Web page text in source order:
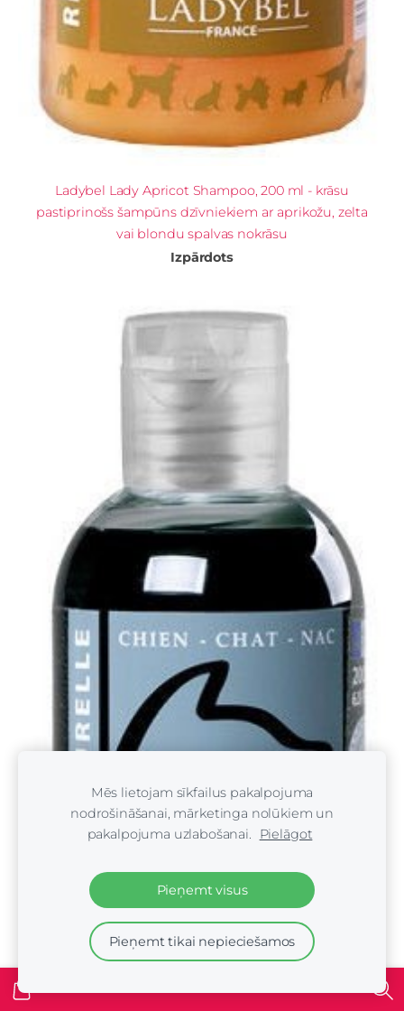
Ladybel Lady Apricot Shampoo, 200 ml - krāsu
pastiprinošs šampūns dzīvniekiem ar aprikožu, zelta
vai blondu spalvas nokrāsu
Izpārdots
Mēs lietojam sīkfailus pakalpojuma
nodrošināšanai, mārketinga nolūkiem un
pakalpojuma uzlabošanai.
Pielāgot
Pieņemt visus
Pieņemt tikai nepieciešamos